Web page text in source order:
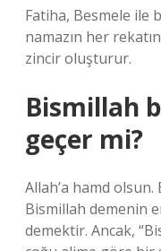
Fatiha, Besmele ile
namazın her
zincir oluşturur.
Bismillah
geçer mi?
Allah’a hamd
Bismillah demenin
demektir. Ancak,